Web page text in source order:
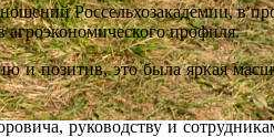
Россельхозакадемии, в
агроэкономического профиля.
это была яркая
руководству и